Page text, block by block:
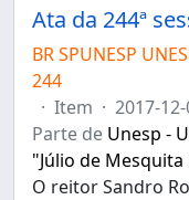
BR SPUNESP
244
· Item · 2017-
Parte de Unesp -
"Júlio de Mesquita
O reitor Sandro